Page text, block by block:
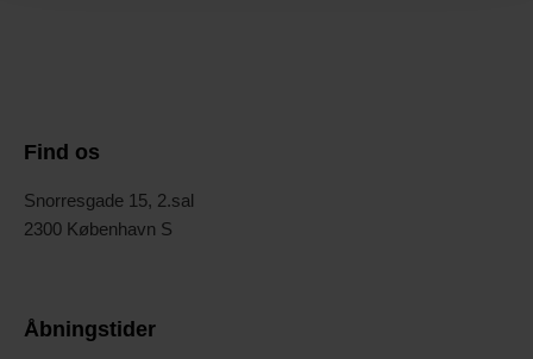
Find os
Snorresgade 15, 2.sal
2300 København S
Åbningstider